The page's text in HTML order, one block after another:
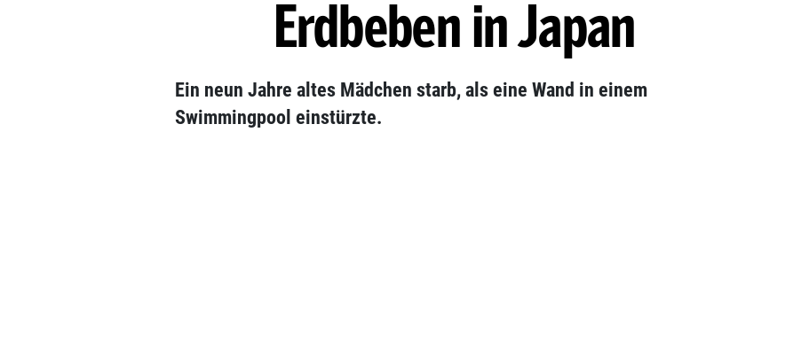
Erdbeben in Japan
Ein neun Jahre altes Mädchen starb, als eine Wand in einem
Swimmingpool einstürzte.